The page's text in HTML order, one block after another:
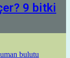
9 bitki